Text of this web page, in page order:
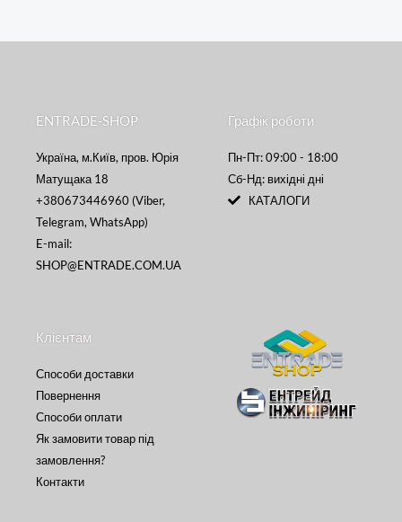
ENTRADE-SHOP
Україна, м.Київ, пров. Юрія
Матущака 18
+380673446960 (Viber,
Telegram, WhatsApp)
E-mail:
SHOP@ENTRADE.COM.UA
Графік роботи
Пн-Пт: 09:00 - 18:00
Сб-Нд: вихідні дні
КАТАЛОГИ
Клієнтам
Способи доставки
Повернення
Способи оплати
Як замовити товар під
замовлення?
Контакти